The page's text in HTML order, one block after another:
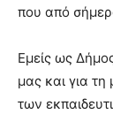
που από
Εμείς ως
μας και για
των